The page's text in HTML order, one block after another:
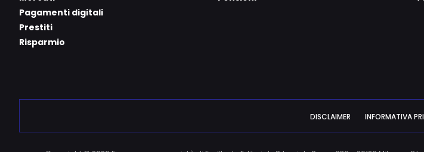
Pagamenti digitali
Prestiti
Risparmio
DISCLAIMER INFORMATIVA